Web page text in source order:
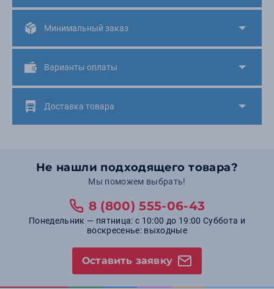
Минимальный заказ
Варианты оплаты
Доставка товара
Не нашли подходящего товара?
Мы поможем выбрать!
8 (800) 555-06-43
Понедельник — пятница: с 10:00 до 19:00 Суббота и
воскресенье: выходные
Оставить заявку